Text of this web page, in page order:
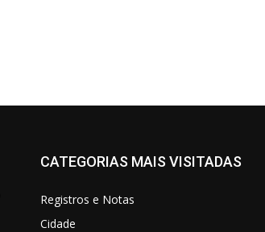
CATEGORIAS MAIS VISITADAS
Registros e Notas
Cidade